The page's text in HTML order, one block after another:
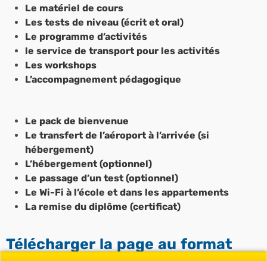
Le matériel de cours
Les tests de niveau (écrit et oral)
Le programme d’activités
le service de transport pour les activités
Les workshops
L’accompagnement pédagogique
Le pack de bienvenue
Le transfert de l’aéroport à l’arrivée (si
hébergement)
L’hébergement (optionnel)
Le passage d’un test (optionnel)
Le Wi-Fi à l’école et dans les appartements
La remise du diplôme (certificat)
Télécharger la page au format